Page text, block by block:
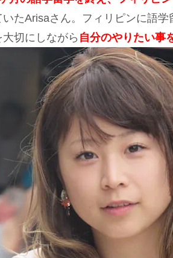
いたArisaさん。フィリピンに語
切にしながら 自分のやりたい事